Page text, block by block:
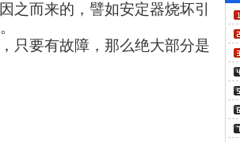
之而来的，譬如安定器烧坏引
只要有故障，那么绝大部分是